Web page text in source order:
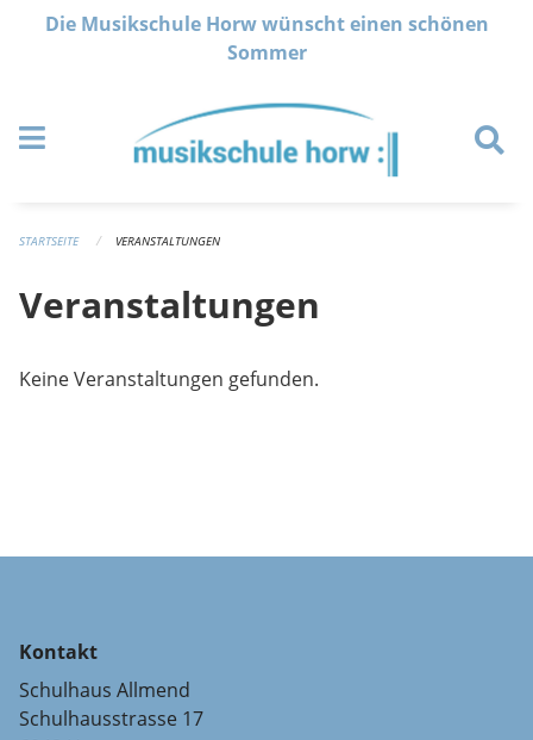
Navigation überspringen
Die Musikschule Horw wünscht einen schönen
Sommer
STARTSEITE VERANSTALTUNGEN
Veranstaltungen
Keine Veranstaltungen gefunden.
Kontakt
Schulhaus Allmend
Schulhausstrasse 17